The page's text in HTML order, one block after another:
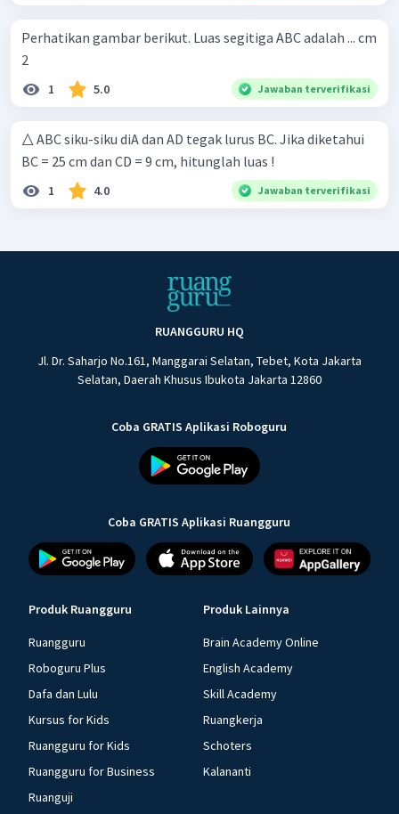
Perhatikan gambar berikut. Luas segitiga ABC adalah ... cm
2
1 5.0 Jawaban terverifikasi
△ ABC siku-siku diA dan AD tegak lurus BC. Jika diketahui
BC = 25 cm dan CD = 9 cm, hitunglah luas !
1 4.0 Jawaban terverifikasi
RUANGGURU HQ
Jl. Dr. Saharjo No.161, Manggarai Selatan, Tebet, Kota Jakarta
Selatan, Daerah Khusus Ibukota Jakarta 12860
Coba GRATIS Aplikasi Roboguru
Coba GRATIS Aplikasi Ruangguru
Produk Ruangguru
Ruangguru
Roboguru Plus
Dafa dan Lulu
Kursus for Kids
Ruangguru for Kids
Ruangguru for Business
Ruanguji
Produk Lainnya
Brain Academy Online
English Academy
Skill Academy
Ruangkerja
Schoters
Kalananti